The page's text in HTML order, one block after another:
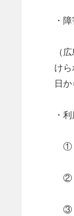
・
（
け
日
・
①
②
③